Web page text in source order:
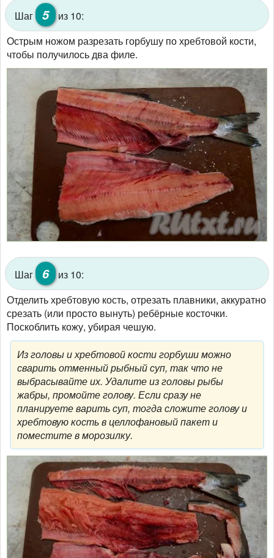
Шаг 5
из 10:
Острым ножом разрезать горбушу по хребтовой кости,
чтобы получилось два филе.
Шаг 6
из 10:
Отделить хребтовую кость, отрезать плавники, аккуратно
срезать (или просто вынуть) ребёрные косточки.
Поскоблить кожу, убирая чешую.
Из головы и хребтовой кости горбуши можно
сварить отменный рыбный суп, так что не
выбрасывайте их. Удалите из головы рыбы
жабры, промойте голову. Если сразу не
планируете варить суп, тогда сложите голову и
хребтовую кость в целлофановый пакет и
поместите в морозилку.